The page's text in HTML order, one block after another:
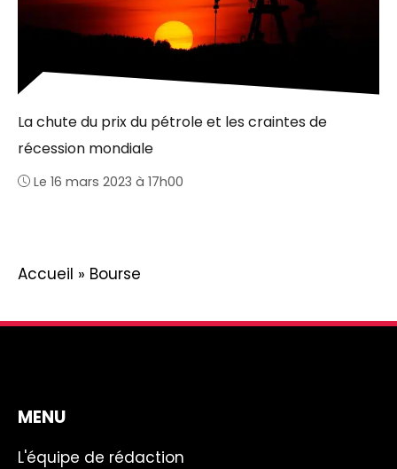
La chute du prix du pétrole et les craintes de
récession mondiale
Le 16 mars 2023 à 17h00
Accueil » Bourse
MENU
L'équipe de rédaction